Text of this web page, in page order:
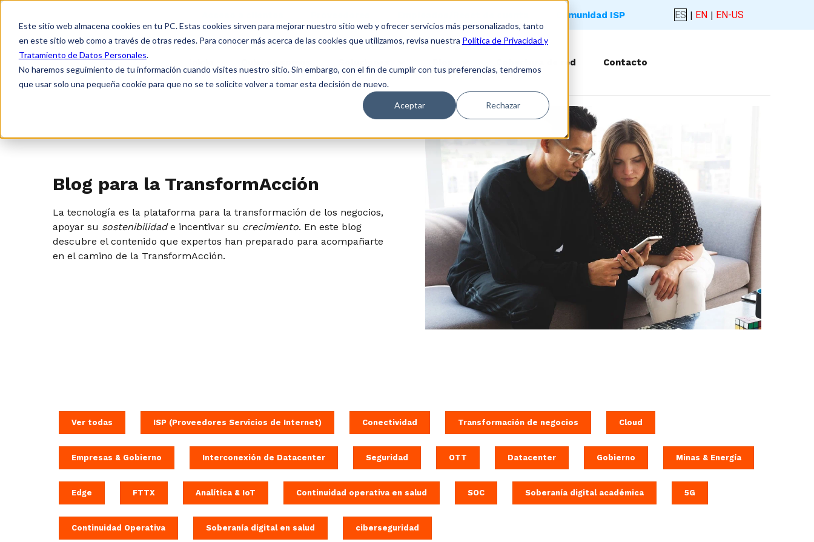
Este sitio web almacena cookies en tu PC. Estas cookies sirven para mejorar nuestro sitio web y ofrecer servicios más personalizados, tanto
en este sitio web como a través de otras redes. Para conocer más acerca de las cookies que utilizamos, revisa nuestra Política de Privacidad y
Tratamiento de Datos Personales.
No haremos seguimiento de tu información cuando visites nuestro sitio. Sin embargo, con el fin de cumplir con tus preferencias, tendremos
que usar solo una pequeña cookie para que no se te solicite volver a tomar esta decisión de nuevo.
Aceptar Rechazar
Comunidad ISP ES | EN | EN-US
Cobertura de red Contacto
Blog para la TransformAcción
La tecnología es la plataforma para la transformación de los negocios,
apoyar su sostenibilidade incentivar su crecimiento. En este blog
descubre el contenido que expertos han preparado para acompañarte
en el camino de la TransformAcción.
Ver todas ISP (Proveedores Servicios de Internet) Conectividad Transformación de negocios Cloud
Empresas & Gobierno Interconexión de Datacenter Seguridad OTT Datacenter Gobierno Minas & Energía
Edge FTTX Analítica & IoT Continuidad operativa en salud SOC Soberanía digital académica 5G
Continuidad Operativa Soberanía digital en salud ciberseguridad